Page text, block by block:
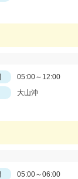
05:00～12:00
大山沖
05:00～06:00